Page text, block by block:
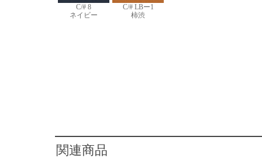
C/# 8
ネイビー
C/# LBー1
柿渋
関連商品